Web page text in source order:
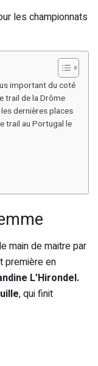
les championnats
important du coté
trail de la Drôme
dernières places
trail au Portugal le
main de maitre par
première en
L’Hirondel.
, qui finit